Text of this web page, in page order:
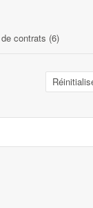
contrats (6)